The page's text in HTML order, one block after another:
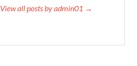
View all posts by admin01 →